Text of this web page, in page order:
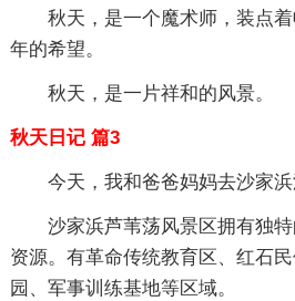
秋天，是一个魔术师，装点
年的希望。
秋天，是一片祥和的风景。
秋天日记 篇3
今天，我和爸爸妈妈去沙家浜
沙家浜芦苇荡风景区拥有独
资源。有革命传统教育区、红石
园、军事训练基地等区域。